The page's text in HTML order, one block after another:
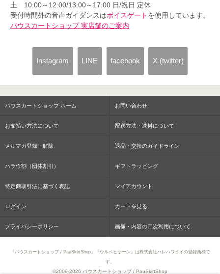
土 10:00～12:00/13:00～17:00 日/祝日 定休
受付時間外の音声ガイダンスはボイスゲート を使用しています。
パウスカートショップ 実店舗のご案内
Instagram LINE facebook X (twitter)
パウスカートショップ ホーム お問い合わせ
お支払い方法について 配送方法・送料について
メルマガ登録・解除 返品・交換のガイドライン
ハラウ割（団体割引） ギフトラッピング
特定商取引法に基づく表記 マイアカウント
ログイン カートを見る
プライバシーポリシー 画像・内容の二次利用について
『パウスカートショップ / PauSkirtShop』『ウルベヒヤーン』は株式会社ハレハワイイの登録商標で
す。
©2009-2026 パウスカートショップ / PauSkirtShop